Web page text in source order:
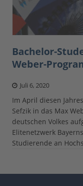
Bachelor-
Weber-
Juli 6, 2020
Im April diesen
Sefzik in das Max
deutschen Volkes
Elitenetzwerk
Studierende an